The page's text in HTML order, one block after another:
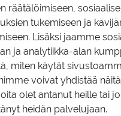
räätälöimiseen,
tukemiseen ja
Lisäksi jaamme
ja analytiikka-alan
miten käytät
voivat yhdistää
olet antanut heille tai
heidän palvelujaan.
Business Tornio
Business Tornio
|